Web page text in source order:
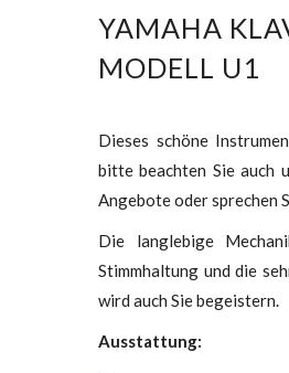
YAMAHA
MODELL U1
Dieses schöne
bitte beachten Sie auch
Angebote oder sprechen
Die langlebige
Stimmhaltung und die
wird auch Sie begeistern.
Ausstattung: